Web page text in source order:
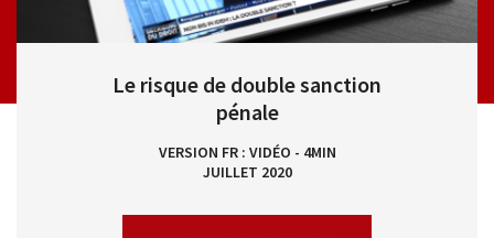
Le risque de double sanction
pénale
VERSION FR VIDÉO - 4MIN
JUILLET 2020